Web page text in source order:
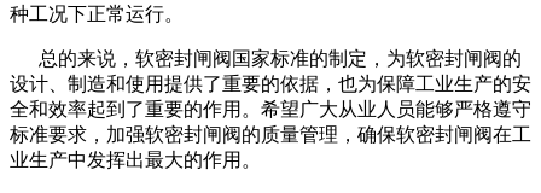
种工况下正常运行。
总的来说，软密封闸阀国家标准的制定，为软密封闸阀的
设计、制造和使用提供了重要的依据，也为保障工业生产的安
全和效率起到了重要的作用。希望广大从业人员能够严格遵守
标准要求，加强软密封闸阀的质量管理，确保软密封闸阀在工
业生产中发挥出最大的作用。